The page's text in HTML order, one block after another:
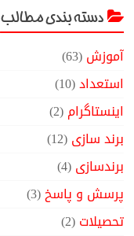
دسته بندی مطالب
آموزش(63)
استعداد(10)
اینستاگرام(2)
برند سازی(12)
برندسازی(4)
پرسش و پاسخ(3)
تحصیلات(2)